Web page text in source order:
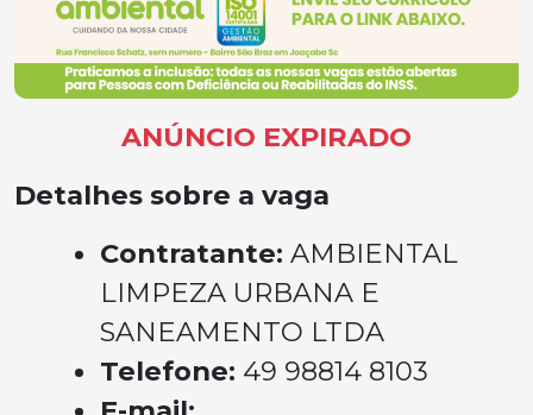
ANÚNCIO EXPIRADO
Detalhes sobre a vaga
Contratante: AMBIENTAL
LIMPEZA URBANA E
SANEAMENTO LTDA
Telefone: 49 98814 8103